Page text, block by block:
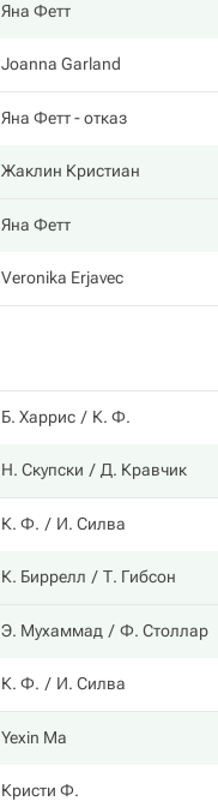
Яна Фетт
Joanna Garland
Яна Фетт- отказ
Жаклин Кристиан
Яна Фетт
Veronika Erjavec
Б. Харрис К. Ф.
Н. Скупски Д. Кравчик
К. Ф. И. Силва
К. Биррелл Т. Гибсон
Э. Мухаммад Ф. Столлар
К. Ф. И. Силва
Yexin Ma
Кристи Ф.